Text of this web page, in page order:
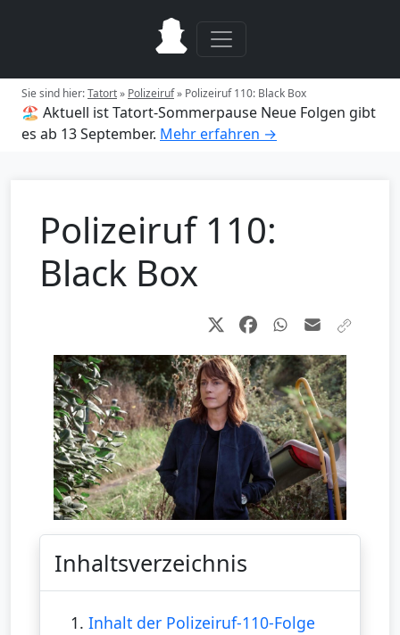
Sie sind hier:Tatort» Polizeiruf» Polizeiruf 110: Black Box
🏖️ Aktuell ist Tatort-Sommerpause Neue Folgen gibt
es ab 13 September. Mehr erfahren →
Polizeiruf 110:
Black Box
Inhaltsverzeichnis
1. Inhalt der Polizeiruf-110-Folge